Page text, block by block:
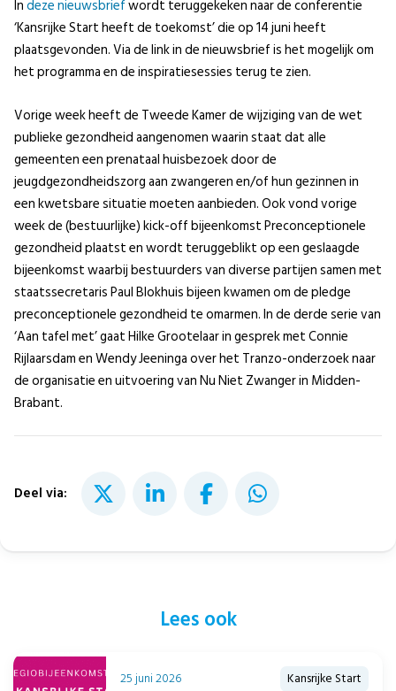
Indeze nieuwsbriefwordt teruggekeken naar de conferentie
‘Kansrijke Start heeft de toekomst’ die op 14 juni heeft
plaatsgevonden. Via de link in de nieuwsbrief is het mogelijk om
het programma en de inspiratiesessies terug te zien.
Vorige week heeft de Tweede Kamer de wijziging van de wet
publieke gezondheid aangenomen waarin staat dat alle
gemeenten een prenataal huisbezoek door de
jeugdgezondheidszorg aan zwangeren en/of hun gezinnen in
een kwetsbare situatie moeten aanbieden. Ook vond vorige
week de (bestuurlijke) kick-off bijeenkomst Preconceptionele
gezondheid plaatst en wordt teruggeblikt op een geslaagde
bijeenkomst waarbij bestuurders van diverse partijen samen met
staatssecretaris Paul Blokhuis bijeen kwamen om de pledge
preconceptionele gezondheid te omarmen. In de derde serie van
‘Aan tafel met’ gaat Hilke Grootelaar in gesprek met Connie
Rijlaarsdam en Wendy Jeeninga over het Tranzo-onderzoek naar
de organisatie en uitvoering van Nu Niet Zwanger in Midden-
Brabant.
Deel via:
Lees ook
25 juni 2026 Kansrijke Start